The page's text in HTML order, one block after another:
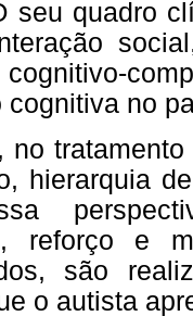
seu quadro
cognitiva no
no
hierarquia
reforço e
são
o autista